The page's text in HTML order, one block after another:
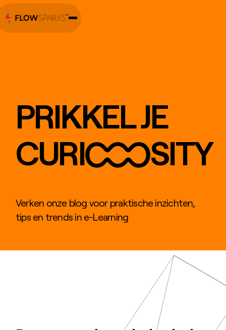
PRIKKEL JE
CURI
SITY
Verken onze blog voor praktische inzichten,
tips en trends in e-Learning